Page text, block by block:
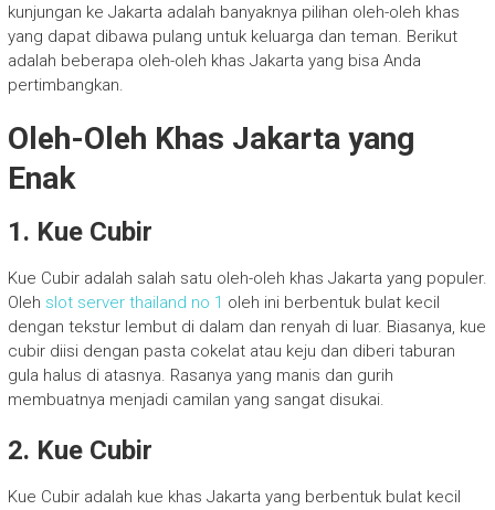
kunjungan ke Jakarta adalah banyaknya pilihan oleh-oleh khas
yang dapat dibawa pulang untuk keluarga dan teman. Berikut
adalah beberapa oleh-oleh khas Jakarta yang bisa Anda
pertimbangkan.
Oleh-Oleh Khas Jakarta yang
Enak
1. Kue Cubir
Kue Cubir adalah salah satu oleh-oleh khas Jakarta yang populer.
Oleh slot server thailand no 1 oleh ini berbentuk bulat kecil
dengan tekstur lembut di dalam dan renyah di luar. Biasanya, kue
cubir diisi dengan pasta cokelat atau keju dan diberi taburan
gula halus di atasnya. Rasanya yang manis dan gurih
membuatnya menjadi camilan yang sangat disukai.
2. Kue Cubir
Kue Cubir adalah kue khas Jakarta yang berbentuk bulat kecil